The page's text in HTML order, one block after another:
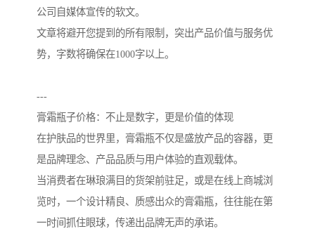
公司自媒体宣传的软文。
文章将避开您提到的所有限制，突出产品价值与服务优
势，字数将确保在1000字以上。
---
膏霜瓶子价格：不止是数字，更是价值的体现
在护肤品的世界里，膏霜瓶不仅是盛放产品的容器，更
是品牌理念、产品品质与用户体验的直观载体。
当消费者在琳琅满目的货架前驻足，或是在线上商城浏
览时，一个设计精良、质感出众的膏霜瓶，往往能在第
一时间抓住眼球，传递出品牌无声的承诺。